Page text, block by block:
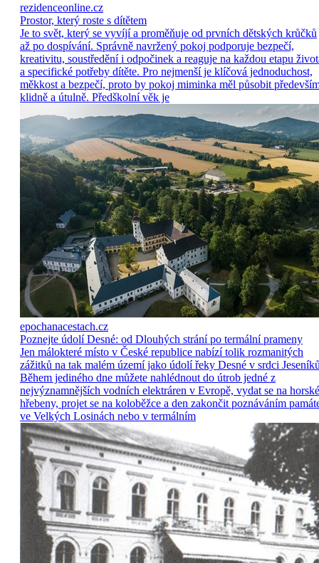
rezidenceonline.cz
Prostor, který roste s dítětem
Je to svět, který se vyvíjí a proměňuje od prvních dětských krůčků
až po dospívání. Správně navržený pokoj podporuje bezpečí,
kreativitu, soustředění i odpočinek a reaguje na každou etapu
a specifické potřeby dítěte. Pro nejmenší je klíčová jednoduchost,
měkkost a bezpečí, proto by pokoj miminka měl působit
klidně a útulně. Předškolní věk je
epochanacestach.cz
Poznejte údolí Desné: od Dlouhých strání po termální prameny
Jen málokteré místo v České republice nabízí tolik rozmanitých
zážitků na tak malém území jako údolí řeky Desné v srdci
Během jediného dne můžete nahlédnout do útrob jedné z
nejvýznamnějších vodních elektráren v Evropě, vydat se na horské
hřebeny, projet se na koloběžce a den zakončit poznáváním
ve Velkých Losinách nebo v termálním